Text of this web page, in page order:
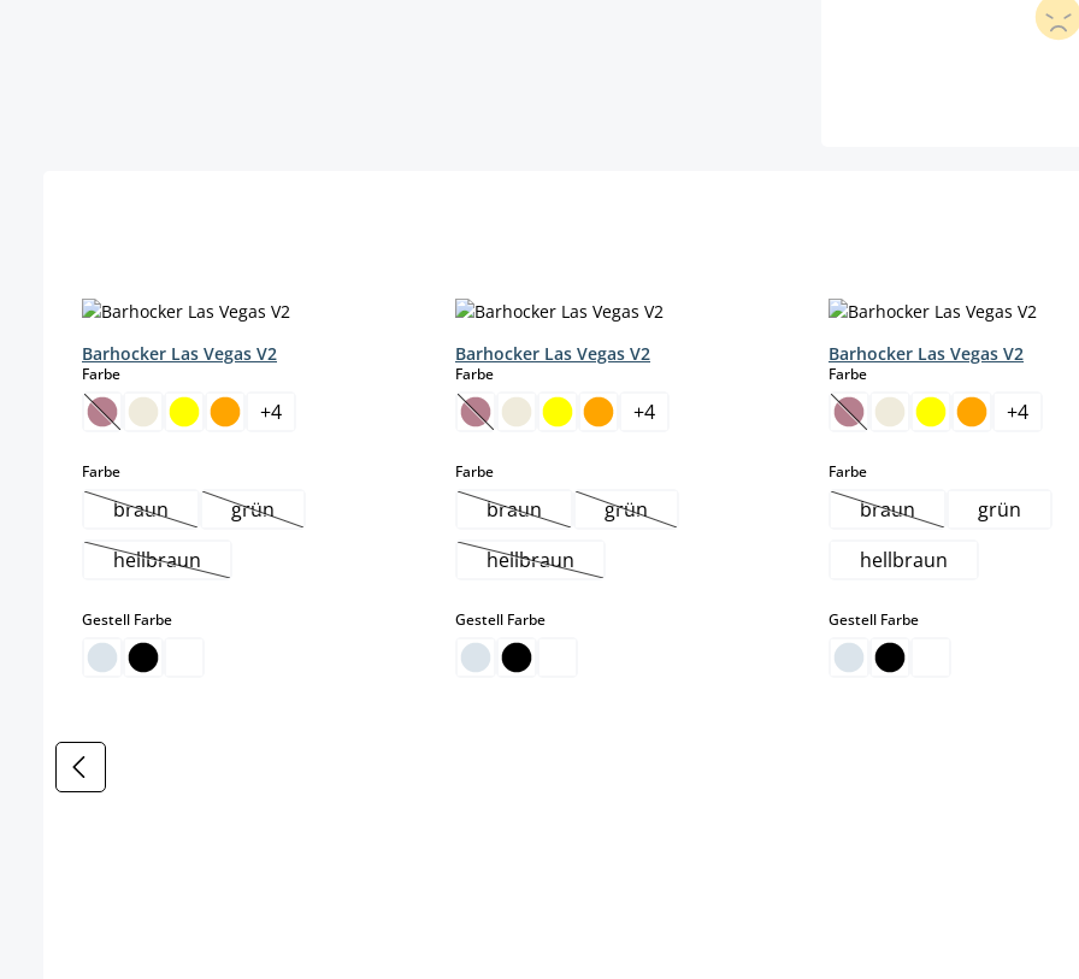
Barhocker Las Vegas V2
Farbeauswählen
(Diese Option ist zurzeit nicht verfügbar.)
+4
Farbeauswählen
braun(Diese Option ist zurzeit nicht verfügbar.)
grün(Diese Option ist zurzeit nicht verfügbar.)
hellbraun(Diese Option ist zurzeit nicht verfügbar.)
Gestell Farbeauswählen
Barhocker Las Vegas V2
Farbeauswählen
(Diese Option ist zurzeit nicht verfügbar.)
+4
Farbeauswählen
braun(Diese Option ist zurzeit nicht verfügbar.)
grün(Diese Option ist zurzeit nicht verfügbar.)
hellbraun(Diese Option ist zurzeit nicht verfügbar.)
Gestell Farbeauswählen
Barhocker Las Vegas V2
Farbeauswählen
(Diese Option ist zurzeit
+4
Farbeauswählen
braun(Diese Option ist
grün
hellbraun
Gestell Farbeauswählen